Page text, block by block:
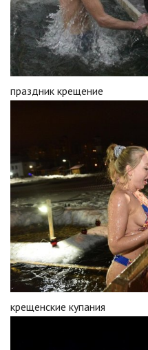
праздник крещение
крещенские купания